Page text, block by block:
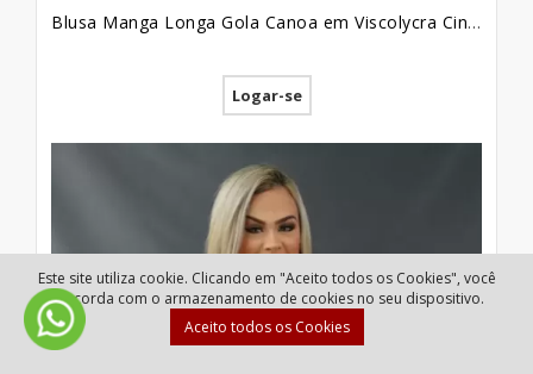
Blusa Manga Longa Gola Canoa em Viscolycra Cinza Menina Estilosa [2105069]
Logar-se
Este site utiliza cookie. Clicando em "Aceito todos os Cookies", você
concorda com o armazenamento de cookies no seu dispositivo.
Aceito todos os Cookies